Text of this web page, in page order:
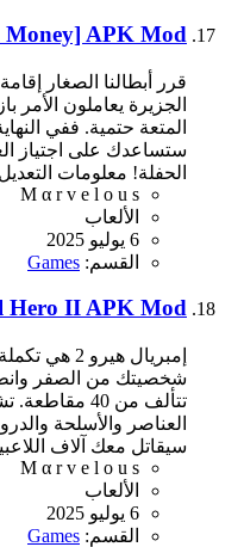
APK Mod
قرر أبطالنا الصغار
الجزيرة يعاملون الأمر
المتعة حتمية. ففي
ستساعدك على اجتياز
الحفلة! معلومات
M α r v e l o u s
الألعاب
6 يوليو 2025
القسم: Games
Hero II APK Mod
إمبريال
شخصيتك من الصفر
تتألف من 40
العناصر والأسلحة
سيقاتل معك آلاف
M α r v e l o u s
الألعاب
6 يوليو 2025
القسم: Games